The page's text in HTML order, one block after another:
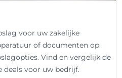
voor uw zakelijke
of documenten op
Vind en vergelijk de
deals voor uw bedrijf.